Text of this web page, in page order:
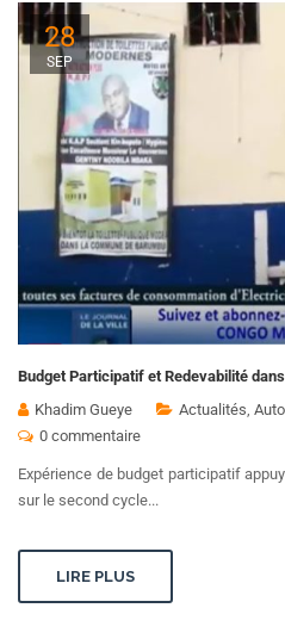
28
SEP
Budget Participatif et Redevabilité
Khadim Gueye
Actualités,
0 commentaire
Expérience de budget participatif
sur le second cycle...
LIRE PLUS